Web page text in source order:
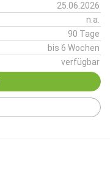
25.06.2026
n.a.
90 Tage
bis 6 Wochen
verfügbar